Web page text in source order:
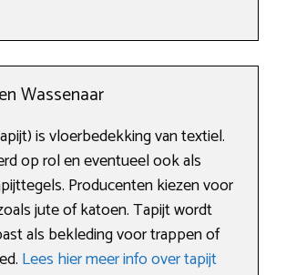
Wassenaar
is vloerbedekking van textiel.
op rol en eventueel ook als
Producenten kiezen voor
jute of katoen. Tapijt wordt
als bekleding voor trappen of
Lees hier meer info over tapijt